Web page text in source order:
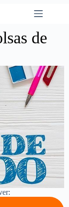
de